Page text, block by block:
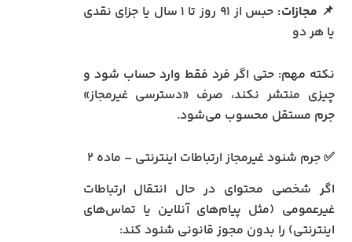
📌 مجازات:
حبس از ۹۱ روز تا ۱ سال یا جزای نقدی
یا هر دو
نکته مهم: حتی اگر فرد فقط وارد حساب شود و
چیزی منتشر نکند، صرف «دسترسی غیرمجاز»
جرم مستقل محسوب می‌شود.
✅ جرم شنود غیرمجاز ارتباطات اینترنتی – ماده ۲
اگر شخصی محتوای در حال انتقال ارتباطات
غیرعمومی (مثل پیام‌های آنلاین یا تماس‌های
اینترنتی) را بدون مجوز قانونی شنود کند: